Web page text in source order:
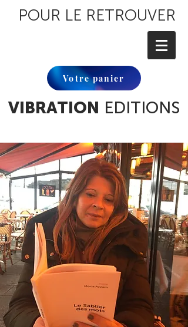
POUR LE RETROUVER
Votre panier
VIBRATION EDITIONS